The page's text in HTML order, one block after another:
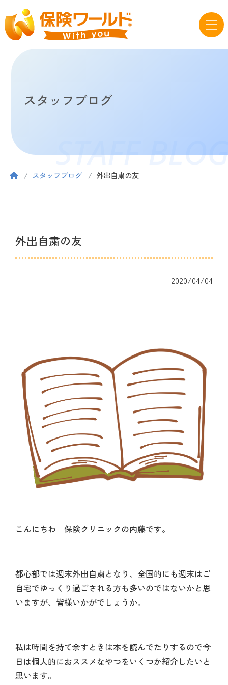
スタッフブログ
STAFF
スタッフブログ 外出自粛の友
外出自粛の友
2020/04/04
こんにちわ 保険クリニックの内藤です。
都心部では週末外出自粛となり、全国的にも週末はご
自宅でゆっくり過ごされる方も多いのではないかと思
いますが、皆様いかがでしょうか。
私は時間を持て余すときは本を読んでたりするので今
日は個人的におススメなやつをいくつか紹介したいと
思います。